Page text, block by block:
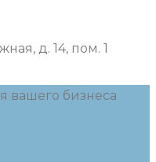
д. 14, пом. 1
вашего бизнеса